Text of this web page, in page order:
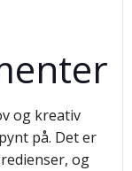
og kreativ
på. Det er
og